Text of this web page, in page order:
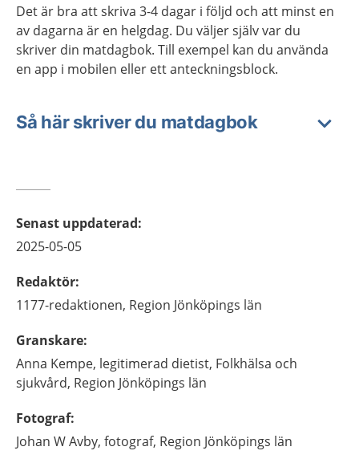
Det är bra att skriva 3-4 dagar i följd och att minst en
av dagarna är en helgdag. Du väljer själv var du
skriver din matdagbok. Till exempel kan du använda
en app i mobilen eller ett anteckningsblock.
Så här skriver du matdagbok
Senast uppdaterad:
2025-05-05
Redaktör:
1177-redaktionen, Region Jönköpings län
Granskare:
Anna Kempe, legitimerad dietist, Folkhälsa och
sjukvård, Region Jönköpings län
Fotograf:
Johan W Avby, fotograf, Region Jönköpings län